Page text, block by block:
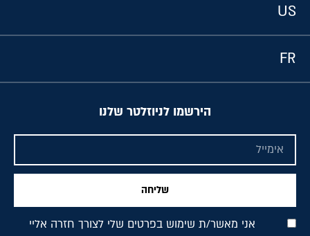
US
FR
הירשמו לניוזלטר שלנו
אני מאשר/ת שימוש בפרטים שלי לצורך חזרה אליי
שליחה